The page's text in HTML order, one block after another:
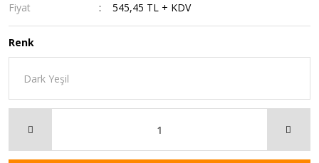
Fiyat
545,45 TL + KDV
Renk